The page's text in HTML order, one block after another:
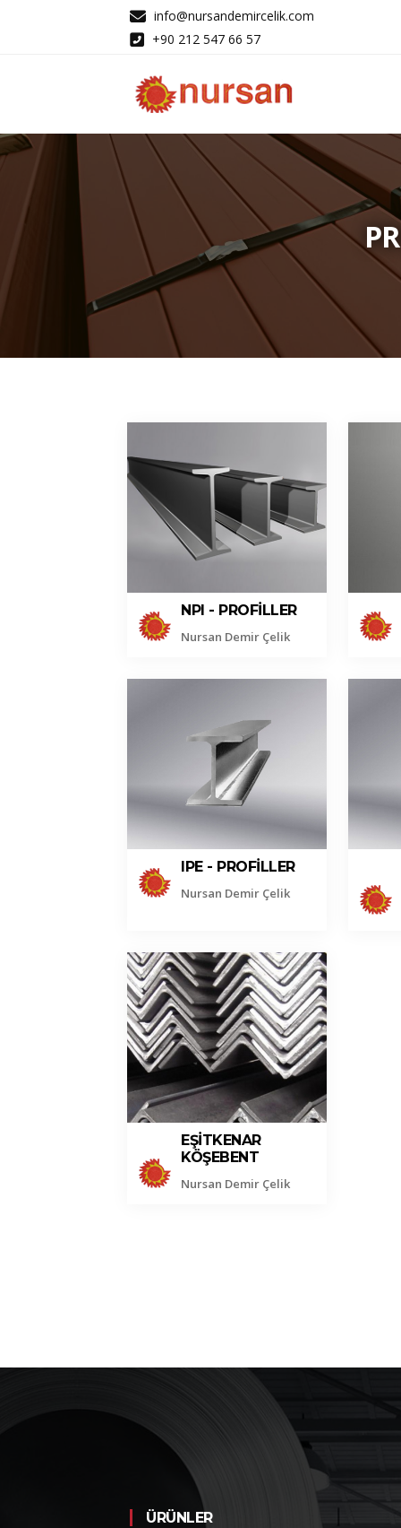
info@nursandemircelik.com
+90 212 547 66 57
NPI - PROFILLER
Nursan Demir Çelik
IPE - PROFILLER
Nursan Demir Çelik
EŞITKENAR
KÖŞEBENT
Nursan Demir Çelik
ÜRÜNLER